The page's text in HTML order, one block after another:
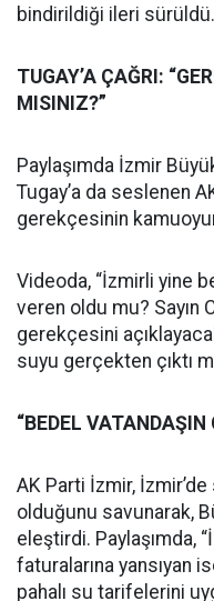
bindirildiği ileri sürüldü.
TUGAY’A ÇAĞRI:
MISINIZ?”
Paylaşımda İzmir
Tugay’a da seslenen
gerekçesinin
Videoda, “İzmirli yine
veren oldu mu? Sayın
gerekçesini
suyu gerçekten çıktı
“BEDEL VATANDAŞIN
AK Parti İzmir,
olduğunu savunarak,
eleştirdi. Paylaşımda,
faturalarına yansıyan
pahalı su tarifelerini